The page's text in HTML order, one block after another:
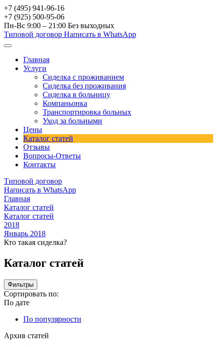
+7 (495) 941-96-16
+7 (925) 500-95-06
Пн-Вс 9:00 – 21:00 Без выходных
Типовой договор Написать в WhatsApp
Главная
Услуги
Сиделка с проживанием
Сиделка без проживания
Сиделка в больницу
Компаньонка
Транспортировка больных
Уход за больными
Цены
Каталог статей
Отзывы
Вопросы-Ответы
Контакты
Типовой договор
Написать в WhatsApp
Главная
Каталог статей
Каталог статей
2018
Январь 2018
Кто такая сиделка?
Каталог статей
Фильтры
Сортировать по:
По дате
По популярности
Архив статей